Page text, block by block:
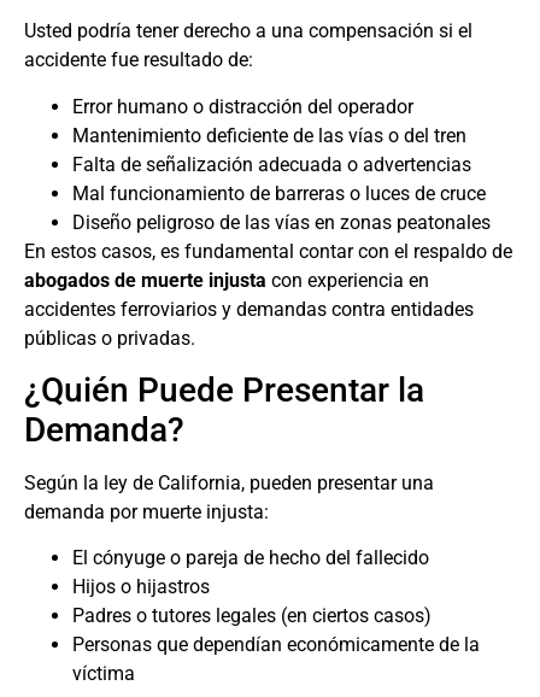
Usted podría tener derecho a una compensación si el
accidente fue resultado de:
Error humano o distracción del operador
Mantenimiento deficiente de las vías o del tren
Falta de señalización adecuada o advertencias
Mal funcionamiento de barreras o luces de cruce
Diseño peligroso de las vías en zonas peatonales
En estos casos, es fundamental contar con el respaldo de
abogados de muerte injusta con experiencia en
accidentes ferroviarios y demandas contra entidades
públicas o privadas.
¿Quién Puede Presentar la
Demanda?
Según la ley de California, pueden presentar una
demanda por muerte injusta:
El cónyuge o pareja de hecho del fallecido
Hijos o hijastros
Padres o tutores legales (en ciertos casos)
Personas que dependían económicamente de la
víctima